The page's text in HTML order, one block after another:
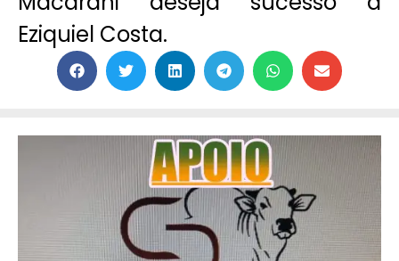
Eziquiel Costa.